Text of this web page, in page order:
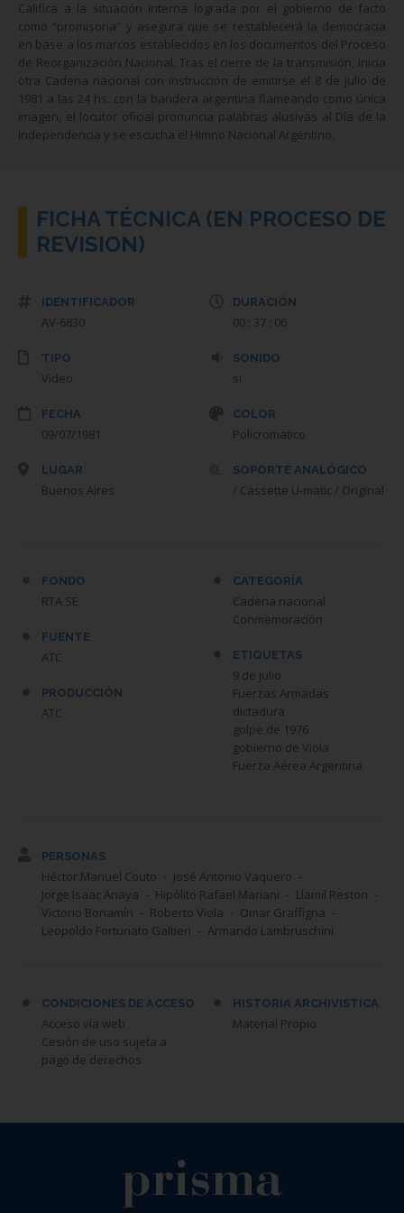
Califica a la situación interna lograda por el gobierno de facto
como “promisoria” y asegura que se restablecerá la democracia
en base a los marcos establecidos en los documentos del Proceso
de Reorganización Nacional. Tras el cierre de la transmisión, inicia
otra Cadena nacional con instrucción de emitirse el 8 de julio de
1981 a las 24 hs: con la bandera argentina flameando como única
imagen, el locutor oficial pronuncia palabras alusivas al Día de la
Independencia y se escucha el Himno Nacional Argentino.
FICHA TÉCNICA (EN PROCESO DE
REVISION)
IDENTIFICADOR
AV-6830
TIPO
Video
FECHA
09/07/1981
LUGAR
Buenos Aires
DURACIÓN
00 : 37 : 06
SONIDO
si
COLOR
Policromatico
SOPORTE ANALÓGICO
/ Cassette U-matic / Original
FONDO
RTA SE
FUENTE
ATC
PRODUCCIÓN
ATC
CATEGORÍA
Cadena nacional
Conmemoración
ETIQUETAS
9 de julio
Fuerzas Armadas
dictadura
golpe de 1976
gobierno de Viola
Fuerza Aérea Argentina
PERSONAS
Héctor Manuel Couto
José Antonio Vaquero
Jorge Isaac Anaya
Hipólito Rafael Mariani
Llamil Reston
Victorio Bonamín
Roberto Viola
Omar Graffigna
Leopoldo Fortunato Galtieri
Armando Lambruschini
CONDICIONES DE ACCESO
Acceso vía web
Cesión de uso sujeta a
pago de derechos
HISTORIA ARCHIVISTICA
Material Propio